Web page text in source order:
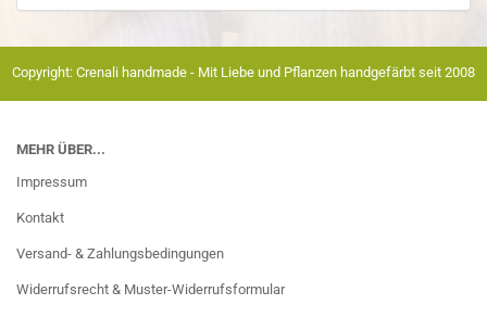
Copyright: Crenali handmade - Mit Liebe und Pflanzen handgefärbt seit 2008
MEHR ÜBER...
Impressum
Kontakt
Versand- & Zahlungsbedingungen
Widerrufsrecht & Muster-Widerrufsformular